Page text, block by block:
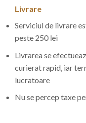
Livrare
Serviciul de livrare
peste 250 lei
Livrarea se
curierat rapid, iar
lucratoare
Nu se percep taxe